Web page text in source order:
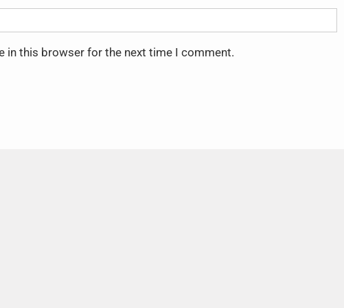
in this browser for the next time I comment.